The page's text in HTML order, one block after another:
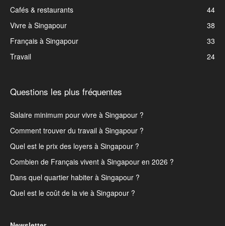
Cafés & restaurants
44
Vivre à Singapour
38
Français à Singapour
33
Travail
24
Questions les plus fréquentes
Salaire minimum pour vivre à Singapour ?
Comment trouver du travail à Singapour ?
Quel est le prix des loyers à Singapour ?
Combien de Français vivent à Singapour en 2026 ?
Dans quel quartier habiter à Singapour ?
Quel est le coût de la vie à Singapour ?